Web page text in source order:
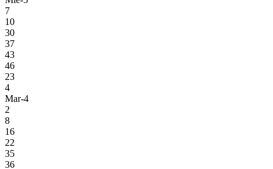
7
10
30
37
43
46
23
4
Mar-4
2
8
16
22
35
36